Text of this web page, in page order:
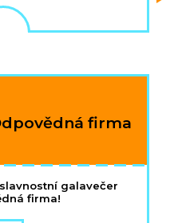
firma
galavečer
firma!